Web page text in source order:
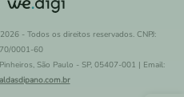
- Todos os direitos reservados. CNPJ:
0001-60
São Paulo - SP, 05407-001 | Email: